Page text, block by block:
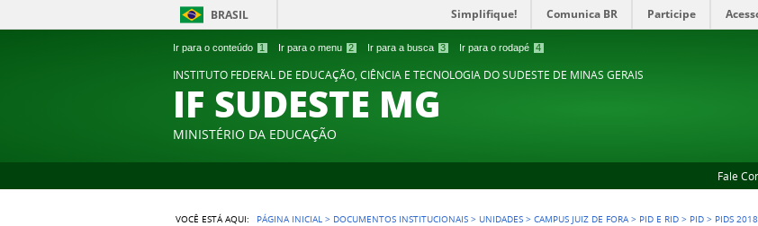
Ir para o conteúdo 1 Ir para o menu 2 Ir para a busca 3 Ir para o rodapé 4
BRASIL Simplifique! Comunica BR Participe
INSTITUTO FEDERAL DE EDUCAÇÃO, CIÊNCIA E TECNOLOGIA DO SUDESTE DE MINAS GERAIS
IF SUDESTE MG
MINISTÉRIO DA EDUCAÇÃO
Fale
VOCÊ ESTÁ AQUI: PÁGINA INICIAL > DOCUMENTOS INSTITUCIONAIS > UNIDADES >CAMPUS JUIZ DE FORA > PID E RID > PID > PIDS